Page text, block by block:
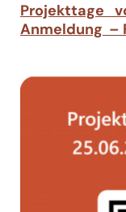
Projekttage
Anmeldung –